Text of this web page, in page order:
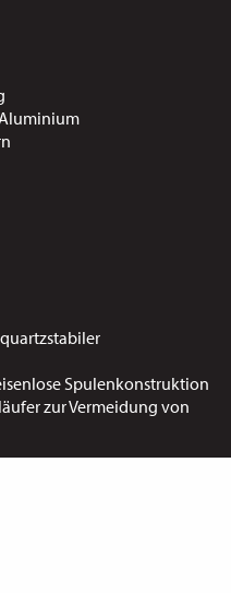
Spulenkonstruktion
zur Vermeidung von